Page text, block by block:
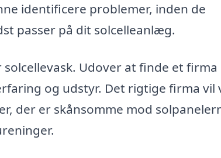
identificere problemer, inden de
passer på dit solcelleanlæg.
Udover at finde et firma
og udstyr. Det rigtige firma
der er skånsomme mod